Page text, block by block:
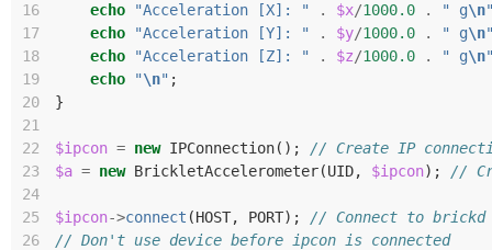
16
echo "Acceleration [X]: " . $x/1000.0 . " g\n
17
echo "Acceleration [Y]: " . $y/1000.0 . " g\n
18
echo "Acceleration [Z]: " . $z/1000.0 . " g\n
19
echo "\n" ;
20
}
21
22
$ipcon = new IPConnection();
// Create IP
23
$a = new BrickletAccelerometer(UID, $ipcon);
//
24
25
$ipcon->connect (HOST, PORT);
// Connect to brickd
26
// Don't use device before ipcon is connected